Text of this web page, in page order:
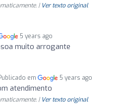
| Ver texto original
5 years ago
muito arrogante
em 5 years ago
atendimento
| Ver texto original